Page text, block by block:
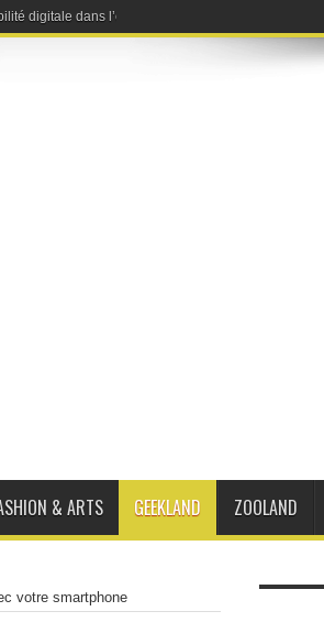
digitale dans l’ère de l’intelligence artificielle
& ARTS GEEKLAND ZOOLAND
votre smartphone